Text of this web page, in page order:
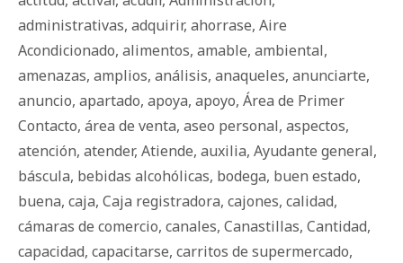
administrativas, adquirir, ahorrase, Aire
Acondicionado, alimentos, amable, ambiental,
amenazas, amplios, análisis, anaqueles, anunciarte,
anuncio, apartado, apoya, apoyo, Área de Primer
Contacto, área de venta, aseo personal, aspectos,
atención, atender, Atiende, auxilia, Ayudante general,
báscula, bebidas alcohólicas, bodega, buen estado,
buena, caja, Caja registradora, cajones, calidad,
cámaras de comercio, canales, Canastillas, Cantidad,
capacidad, capacitarse, carritos de supermercado,